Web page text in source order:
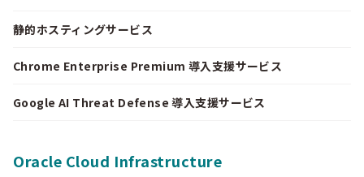
静的ホスティングサービス
Chrome Enterprise Premium 導入支援サービス
Google AI Threat Defense 導入支援サービス
Oracle Cloud Infrastructure